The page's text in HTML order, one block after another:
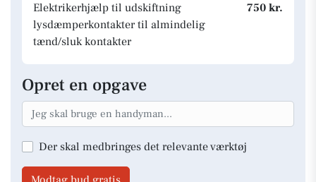
Elektrikerhjælp til udskiftning
lysdæmperkontakter til almindelig
tænd/sluk kontakter
750 kr.
Opret en opgave
Der skal medbringes det relevante værktøj